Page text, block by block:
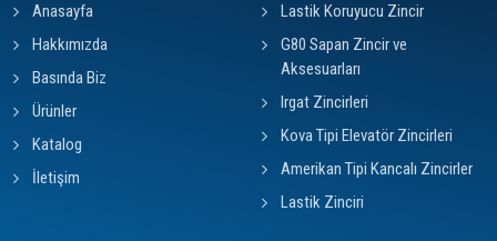
Anasayfa
Hakkımızda
Basında Biz
Ürünler
Katalog
İletişim
Lastik Koruyucu Zincir
G80 Sapan Zincir ve
Aksesuarları
Irgat Zincirleri
Kova Tipi Elevatör Zincirleri
Amerikan Tipi Kancalı Zincirler
Lastik Zinciri